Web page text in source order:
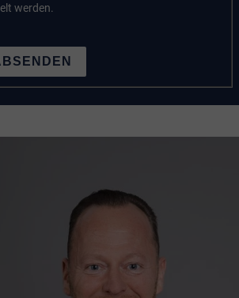
werden.